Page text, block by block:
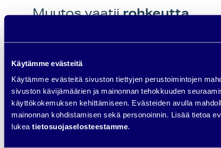
Käytämme evästeitä
Käytämme evästeitä sivuston tiettyjen perustoimintojen
sivuston kävijämäärien ja mainonnan tehokkuuden
käyttökokemuksen kehittämiseen. Evästeiden avulla
mainonnan kohdistamisen sekä personoinnin. Lisää tietoa
lukea tietosuojaselosteestamme
Muutos vaatiirohkeutta
aika tarttua härkää sarvista.
Rakennamme
myyntikoneita, jotka tuovat
tulosta.
VARAA NO BULLSHIT -ANALYYSI